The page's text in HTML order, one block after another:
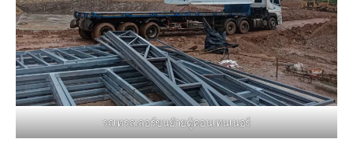
รถเทรลเลอร์ขนย้ายตู้คอนเทนเนอร์